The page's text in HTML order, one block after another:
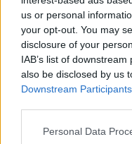
us or personal
your opt-out. You may
disclosure of your
IAB’s list of
also be disclosed by us
Downstream Participants
Personal Data
Διάβασε
Τρεις
επιχείρηση σε
και Μεγαλόπολη